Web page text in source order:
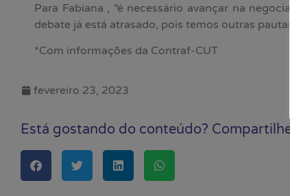
Para Fabiana , “é necessário avançar na
debate já está atrasado, pois temos outras
*Com informações da Contraf-CUT
fevereiro 23, 2023
Está gostando do conteúdo?